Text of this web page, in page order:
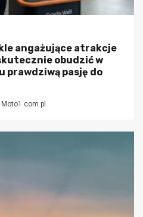
angażujące atrakcje
obudzić w
prawdziwą pasję do